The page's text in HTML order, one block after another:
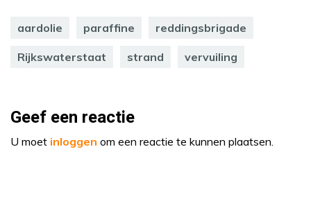
aardolie paraffine reddingsbrigade
Rijkswaterstaat strand vervuiling
Geef een reactie
U moet inloggen om een reactie te kunnen plaatsen.